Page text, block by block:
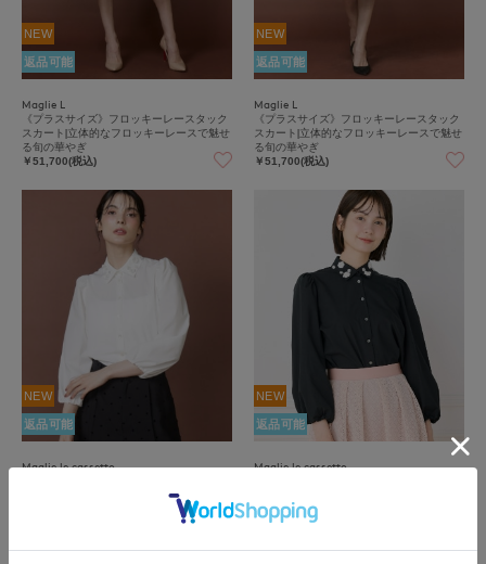
NEW
返品可能
Maglie L
《プラスサイズ》フロッキーレースタック
スカート|立体的なフロッキーレースで魅せ
る旬の華やぎ
￥51,700(税込)
NEW
返品可能
Maglie L
《プラスサイズ》フロッキーレースタック
スカート|立体的なフロッキーレースで魅せ
る旬の華やぎ
￥51,700(税込)
NEW
返品可能
Maglie le cassetto
NEW
返品可能
Maglie le cassetto
￥33,000(税込)